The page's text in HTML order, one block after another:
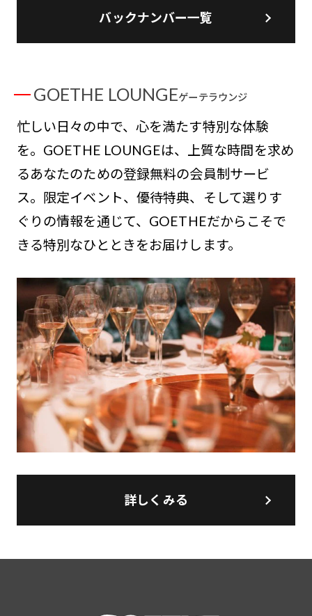
バックナンバー一覧
GOETHE LOUNGEゲーテラウンジ
忙しい日々の中で、心を満たす特別な体験
を。GOETHE LOUNGEは、上質な時間を求め
るあなたのための登録無料の会員制サービ
ス。限定イベント、優待特典、そして選りす
ぐりの情報を通じて、GOETHEだからこそで
きる特別なひとときをお届けします。
詳しくみる